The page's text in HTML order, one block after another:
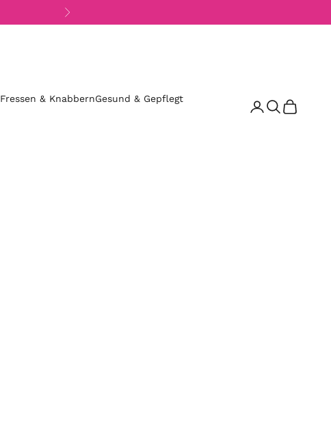
Vor
Fressen & KnabbernGesund & Gepflegt
SuchenWarenkorb